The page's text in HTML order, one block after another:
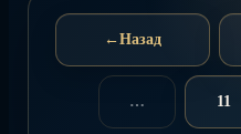
←Назад
… 11